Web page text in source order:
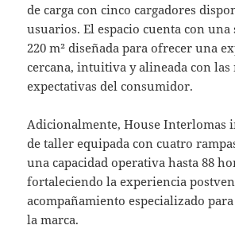
de carga con cinco cargadores
usuarios. El espacio cuenta con
220 m² diseñada para ofrecer una
cercana, intuitiva y alineada con las
expectativas del consumidor.
Adicionalmente, House Interlomas
de taller equipada con cuatro
una capacidad operativa hasta 88
fortaleciendo la experiencia
acompañamiento especializado
la marca.